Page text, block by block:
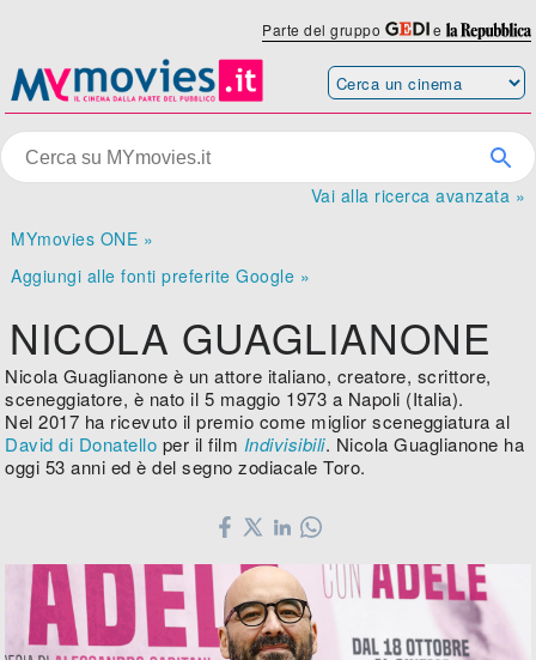
Parte del gruppo e
Vai alla ricerca avanzata »
MYmovies ONE »
Aggiungi alle fonti preferite Google »
NICOLA GUAGLIANONE
Nicola Guaglianone è un attore italiano, creatore, scrittore,
sceneggiatore, è nato il 5 maggio 1973 a Napoli (Italia).
Nel 2017 ha ricevuto il premio come miglior sceneggiatura al
David di Donatello per il film Indivisibili. Nicola Guaglianone ha
oggi 53 anni ed è del segno zodiacale Toro.